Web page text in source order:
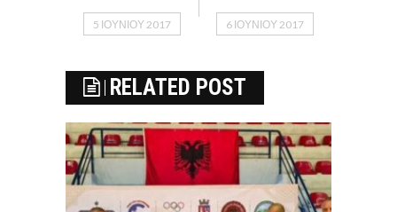
5 ΙΟΥΝΊΟΥ 2017 6 ΙΟΥΝΊΟΥ 2017
RELATED POST